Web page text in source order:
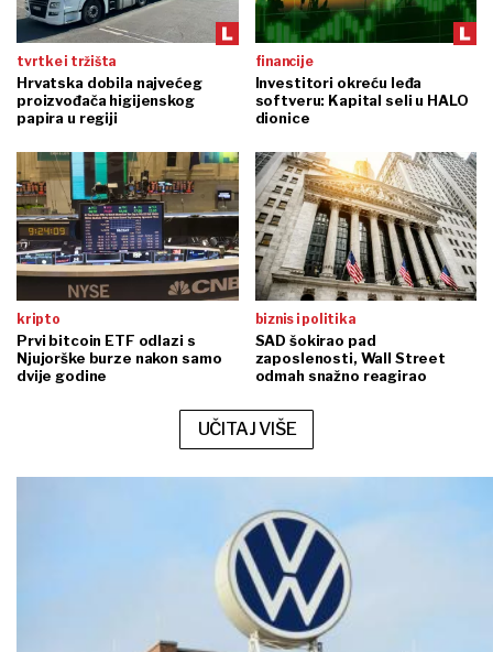
tvrtke i tržišta
Hrvatska dobila najvećeg
proizvođača higijenskog
papira u regiji
financije
Investitori okreću leđa
softveru: Kapital seli u HALO
dionice
kripto
Prvi bitcoin ETF odlazi s
Njujorške burze nakon samo
dvije godine
biznis i politika
SAD šokirao pad
zaposlenosti, Wall Street
odmah snažno reagirao
UČITAJ VIŠE